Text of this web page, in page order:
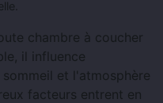
chambre à coucher
il influence
et l'atmosphère
facteurs entrent en